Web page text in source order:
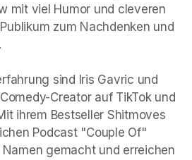
mit viel Humor und cleveren
zum Nachdenken und
sind Iris Gavric und
Creator auf TikTok und
ihrem Bestseller Shitmoves
Podcast "Couple Of"
gemacht und erreichen